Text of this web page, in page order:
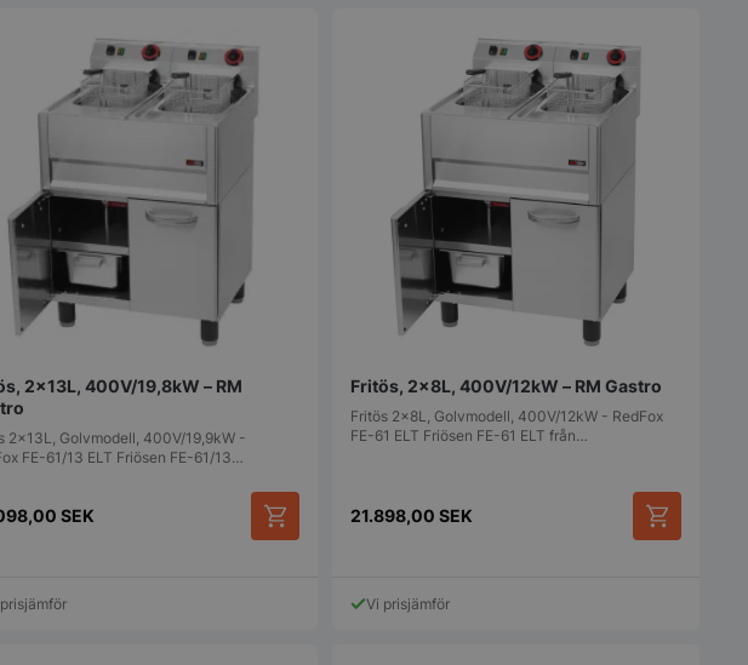
2x13L, 400V/19,8kW – RM
2x13L, Golvmodell, 400V/19,9kW -
FE-61/13 ELT Friösen FE-61/13…
SEK
Fritös, 2x8L, 400V/12kW – RM Gastro
Fritös 2x8L, Golvmodell, 400V/12kW - RedFox
FE-61 ELT Friösen FE-61 ELT från…
21.898,00 SEK
Vi prisjämför
uppgifter om besökarens
samtycke om olika
sekretesspolicyer och
inställningar, vilket säkerställer
att deras preferenser hedras i
framtida sessioner.
59
minuter
54
sekunder
Denna cookie används för att
användare kan utlösa vissa
serverfunktioner inom en viss
förbättra webbplatsprestanda
Denna cookie används av
komma ihåg preferenserna för
nödvändigt att Cookie-Script.com
cookiebanner fungerar korrekt.
Session
Cookie genererad av
applikationer baserat på PHP-
identifierare som används för att
underhålla variabler för
användarsessioner. Det är
normalt ett slumpmässigt